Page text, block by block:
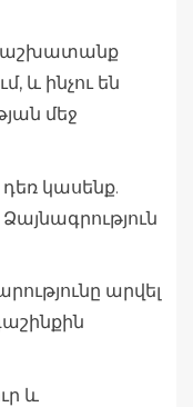
աշխատանք
և ինչու են
մեջ
կասենք.
արվել
և